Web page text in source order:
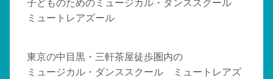
子どものためのミュージカル・ダンススクール
ミュートレアズール
東京の中目黒・三軒茶屋徒歩圏内の
ミュージカル・ダンススクール ミュートレアズ